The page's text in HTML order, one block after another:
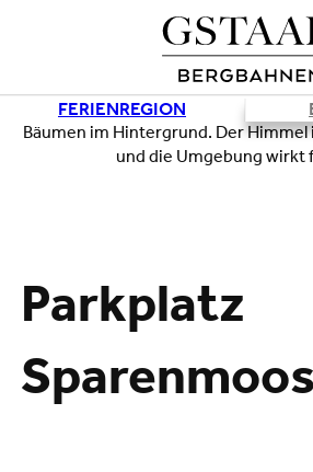
FERIENREGION
Parkplatz
Sparenmoos